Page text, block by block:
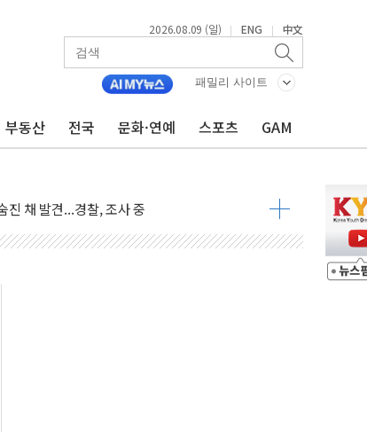
2026.08.09 (일) | ENG | 中文
패밀리 사이트
부동산 전국 문화·연예 스포츠 GAM
…작업자 1명 숨져
진 채 발견...경찰, 조사 중
차 선두 유지...金 46.01% vs 鄭 44.53%
구속…범행 후 반려견도 죽여
김민석 47.37% 정청래 45.71% 송영길 6.92%
정청래 47.82% 김민석 46.35% 송영길 5.83%
민석 50.30% 정청래 41.94% 송영길 7.76%